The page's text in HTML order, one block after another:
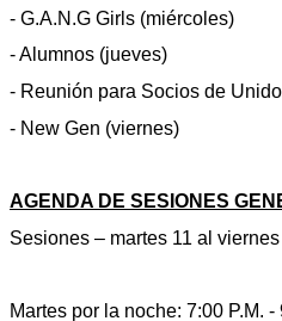
- G.A.N.G Girls (miércoles)
- Alumnos (jueves)
- Reunión para Socios de
- New Gen (viernes)
AGENDA DE SESIONES
Sesiones – martes 11 al
Martes por la noche: 7:00 P.M. -